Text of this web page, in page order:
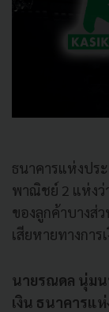
ธนาคารแห่งปร
พาณิชย์ 2 แห่งว่
ของลูกค้าบางส่
เสียหายทางการ
นายรณดล นุ่ม
เงิน ธนาคารแ